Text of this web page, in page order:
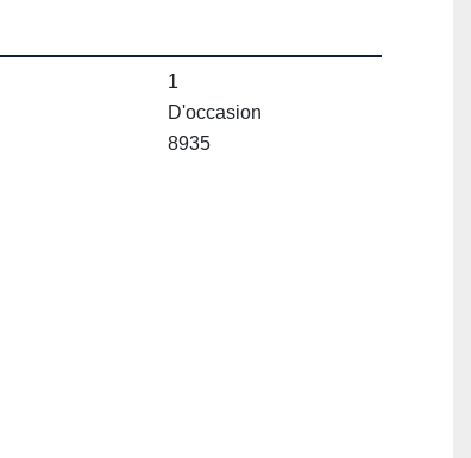
1
D'occasion
8935